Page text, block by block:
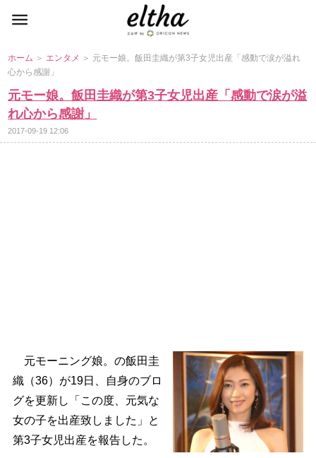
ホーム ＞ エンタメ ＞ 元モー娘。飯田圭織が第3子女児出産「感動で涙が溢れ
心から感謝」
元モー娘。飯田圭織が第3子女児出産「感動で涙が溢
れ心から感謝」
2017-09-19 12:06
元モーニング娘。の飯田圭
織（36）が19日、自身のブロ
グを更新し「この度、元気な
女の子を出産致しました」と
第3子女児出産を報告した。